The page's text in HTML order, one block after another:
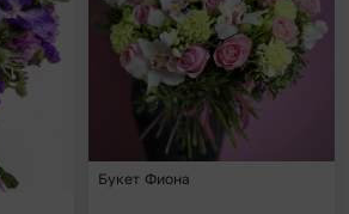
Букет Фиона